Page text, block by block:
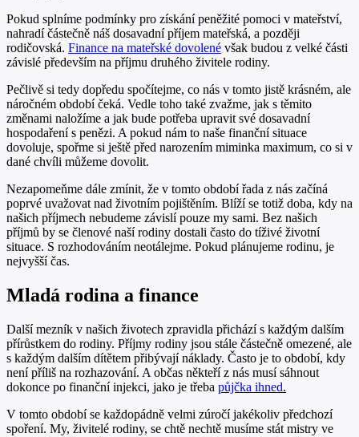
Pokud splníme podmínky pro získání peněžité pomoci v mateřství,
nahradí částečně náš dosavadní příjem mateřská, a později
rodičovská. Finance na mateřské dovolené však budou z velké části
závislé především na příjmu druhého živitele rodiny.
Pečlivě si tedy dopředu spočítejme, co nás v tomto jistě krásném, ale
náročném období čeká. Vedle toho také zvažme, jak s těmito
změnami naložíme a jak bude potřeba upravit své dosavadní
hospodaření s penězi. A pokud nám to naše finanční situace
dovoluje, spořme si ještě před narozením miminka maximum, co si v
dané chvíli můžeme dovolit.
Nezapomeňme dále zmínit, že v tomto období řada z nás začíná
poprvé uvažovat nad životním pojištěním. Blíží se totiž doba, kdy na
našich příjmech nebudeme závislí pouze my sami. Bez našich
příjmů by se členové naší rodiny dostali často do tíživé životní
situace. S rozhodováním neotálejme. Pokud plánujeme rodinu, je
nejvyšší čas.
Mladá rodina a finance
Další mezník v našich životech zpravidla přichází s každým dalším
přírůstkem do rodiny. Příjmy rodiny jsou stále částečně omezené, ale
s každým dalším dítětem přibývají náklady. Často je to období, kdy
není příliš na rozhazování. A občas někteří z nás musí sáhnout
dokonce po finanční injekci, jako je třeba půjčka ihned.
V tomto období se každopádně velmi zúročí jakékoliv předchozí
spoření. My, živitelé rodiny, se chtě nechtě musíme stát mistry ve